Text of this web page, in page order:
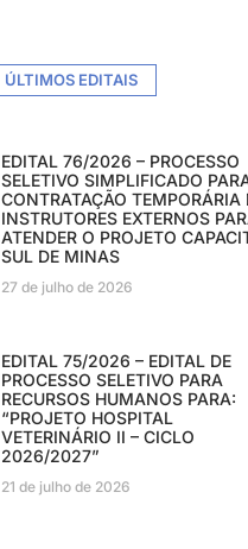
ÚLTIMOS EDITAIS
EDITAL 76/2026 – PROCESSO
SELETIVO SIMPLIFICADO
CONTRATAÇÃO TEMPORÁRIA
INSTRUTORES EXTERNOS
ATENDER O PROJETO
SUL DE MINAS
27 de julho de 2026
EDITAL 75/2026 – EDITAL DE
PROCESSO SELETIVO PARA
RECURSOS HUMANOS PARA:
“PROJETO HOSPITAL
VETERINÁRIO II – CICLO
2026/2027”
21 de julho de 2026